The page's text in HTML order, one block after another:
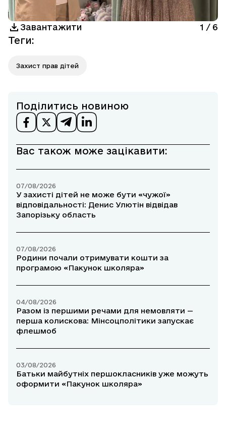
Завантажити 1 / 6
Теги:
Захист прав дітей
Поділитись новиною
Вас також може зацікавити:
07/08/2026
У захисті дітей не може бути «чужої»
відповідальності: Денис Улютін відвідав
Запорізьку область
07/08/2026
Родини почали отримувати кошти за
програмою «Пакунок школяра»
04/08/2026
Разом із першими речами для немовляти —
перша колискова: Мінсоцполітики запускає
флешмоб
03/08/2026
Батьки майбутніх першокласників уже можуть
оформити «Пакунок школяра»